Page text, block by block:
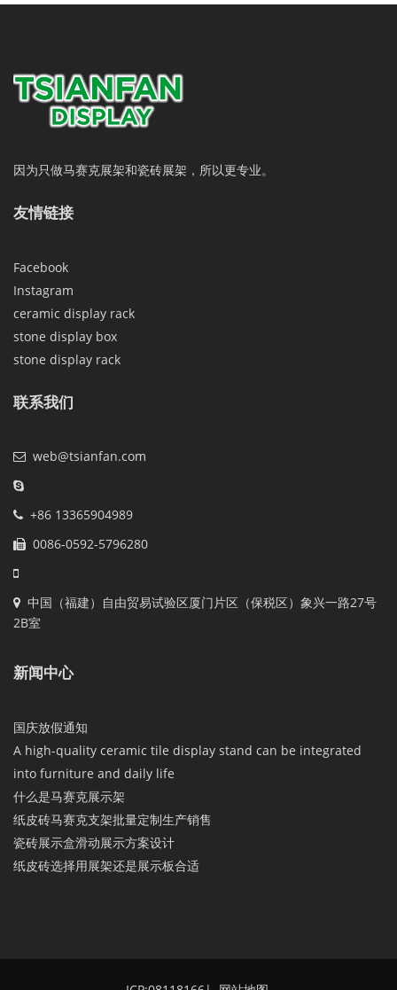
因为只做马赛克展架和瓷砖展架，所以更专业。
友情链接
Facebook
Instagram
ceramic display rack
stone display box
stone display rack
联系我们
web@tsianfan.com
+86 13365904989
0086-0592-5796280
中国（福建）自由贸易试验区厦门片区（保税区）象兴一路27号
2B室
新闻中心
国庆放假通知
A high-quality ceramic tile display stand can be integrated
into furniture and daily life
什么是马赛克展示架
纸皮砖马赛克支架批量定制生产销售
瓷砖展示盒滑动展示方案设计
纸皮砖选择用展架还是展示板合适